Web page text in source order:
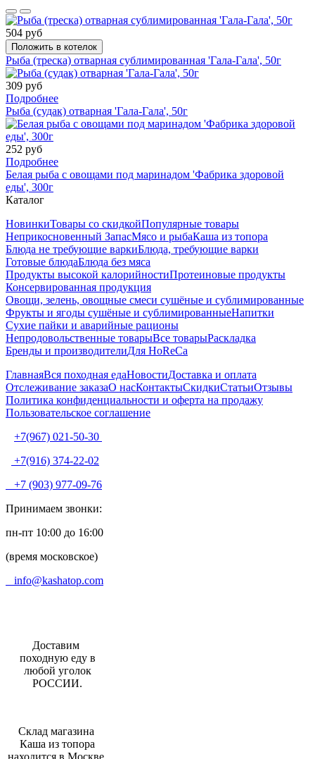
504 руб
Положить в котелок
Рыба (треска) отварная сублимированная 'Гала-Гала', 50г
309 руб
Подробнее
Рыба (судак) отварная 'Гала-Гала', 50г
252 руб
Подробнее
Белая рыба с овощами под маринадом 'Фабрика здоровой
еды', 300г
Каталог
НовинкиТовары со скидкойПопулярные товары
Неприкосновенный ЗапасМясо и рыбаКаша из топора
Блюда не требующие варкиБлюда, требующие варки
Готовые блюдаБлюда без мяса
Продукты высокой калорийностиПротеиновые продукты
Консервированная продукция
Овощи, зелень, овощные смеси сушёные и сублимированные
Фрукты и ягоды сушёные и сублимированныеНапитки
Сухие пайки и аварийные рационы
Непродовольственные товарыВсе товарыРаскладка
Бренды и производителиДля HoReCa
ГлавнаяВся походная едаНовостиДоставка и оплата
Отслеживание заказаО насКонтактыСкидкиСтатьиОтзывы
Политика конфиденциальности и оферта на продажу
Пользовательское соглашение
+7(967) 021-50-30
+7(916) 374-22-02
+7 (903) 977-09-76
Принимаем звонки:
пн-пт 10:00 до 16:00
(время московское)
info@kashatop.com
Доставим
походную еду в
любой уголок
РОССИИ.
Склад магазина
Каша из топора
находится в Москве.